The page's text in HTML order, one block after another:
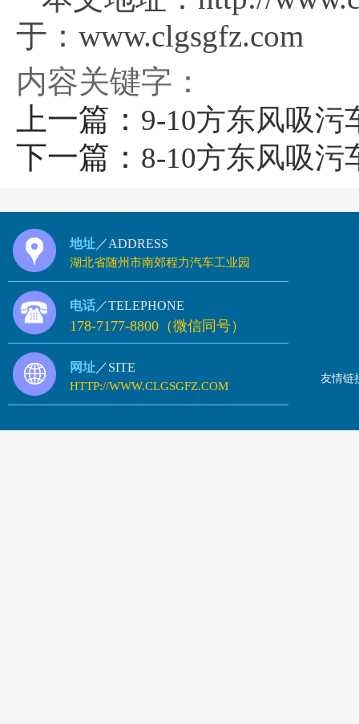
于：www.clgsgfz.com
内容关键字：
上一篇： 9-10方东风吸污
下一篇： 8-10方东风吸污
地址 ／ADDRESS
湖北省随州市南郊程力汽车工业园
电话 ／TELEPHONE
178-7177-8800（微信同号）
网址 ／SITE
HTTP://WWW.CLGSGFZ.COM
友情链